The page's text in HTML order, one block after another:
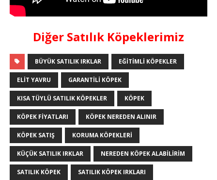
Diğer Satılık Köpeklerimiz
BÜYÜK SATILIK IRKLAR EĞITIMLI KÖPEKLER
ELIT YAVRU GARANTILI KÖPEK
KISA TÜYLÜ SATILIK KÖPEKLER KÖPEK
KÖPEK FIYATLARI KÖPEK NEREDEN ALINIR
KÖPEK SATIŞ KORUMA KÖPEKLERI
KÜÇÜK SATILIK IRKLAR NEREDEN KÖPEK ALABILIRIM
SATILIK KÖPEK SATILIK KÖPEK IRKLARI